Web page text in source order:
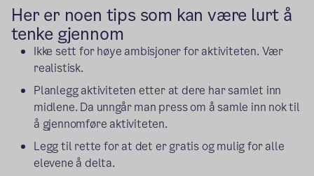
Her er noen tips som kan være lurt å
tenke gjennom
Ikke sett for høye ambisjoner for aktiviteten. Vær
realistisk.
Planlegg aktiviteten etter at dere har samlet inn
midlene. Da unngår man press om å samle inn nok til
å gjennomføre aktiviteten.
Legg til rette for at det er gratis og mulig for alle
elevene å delta.